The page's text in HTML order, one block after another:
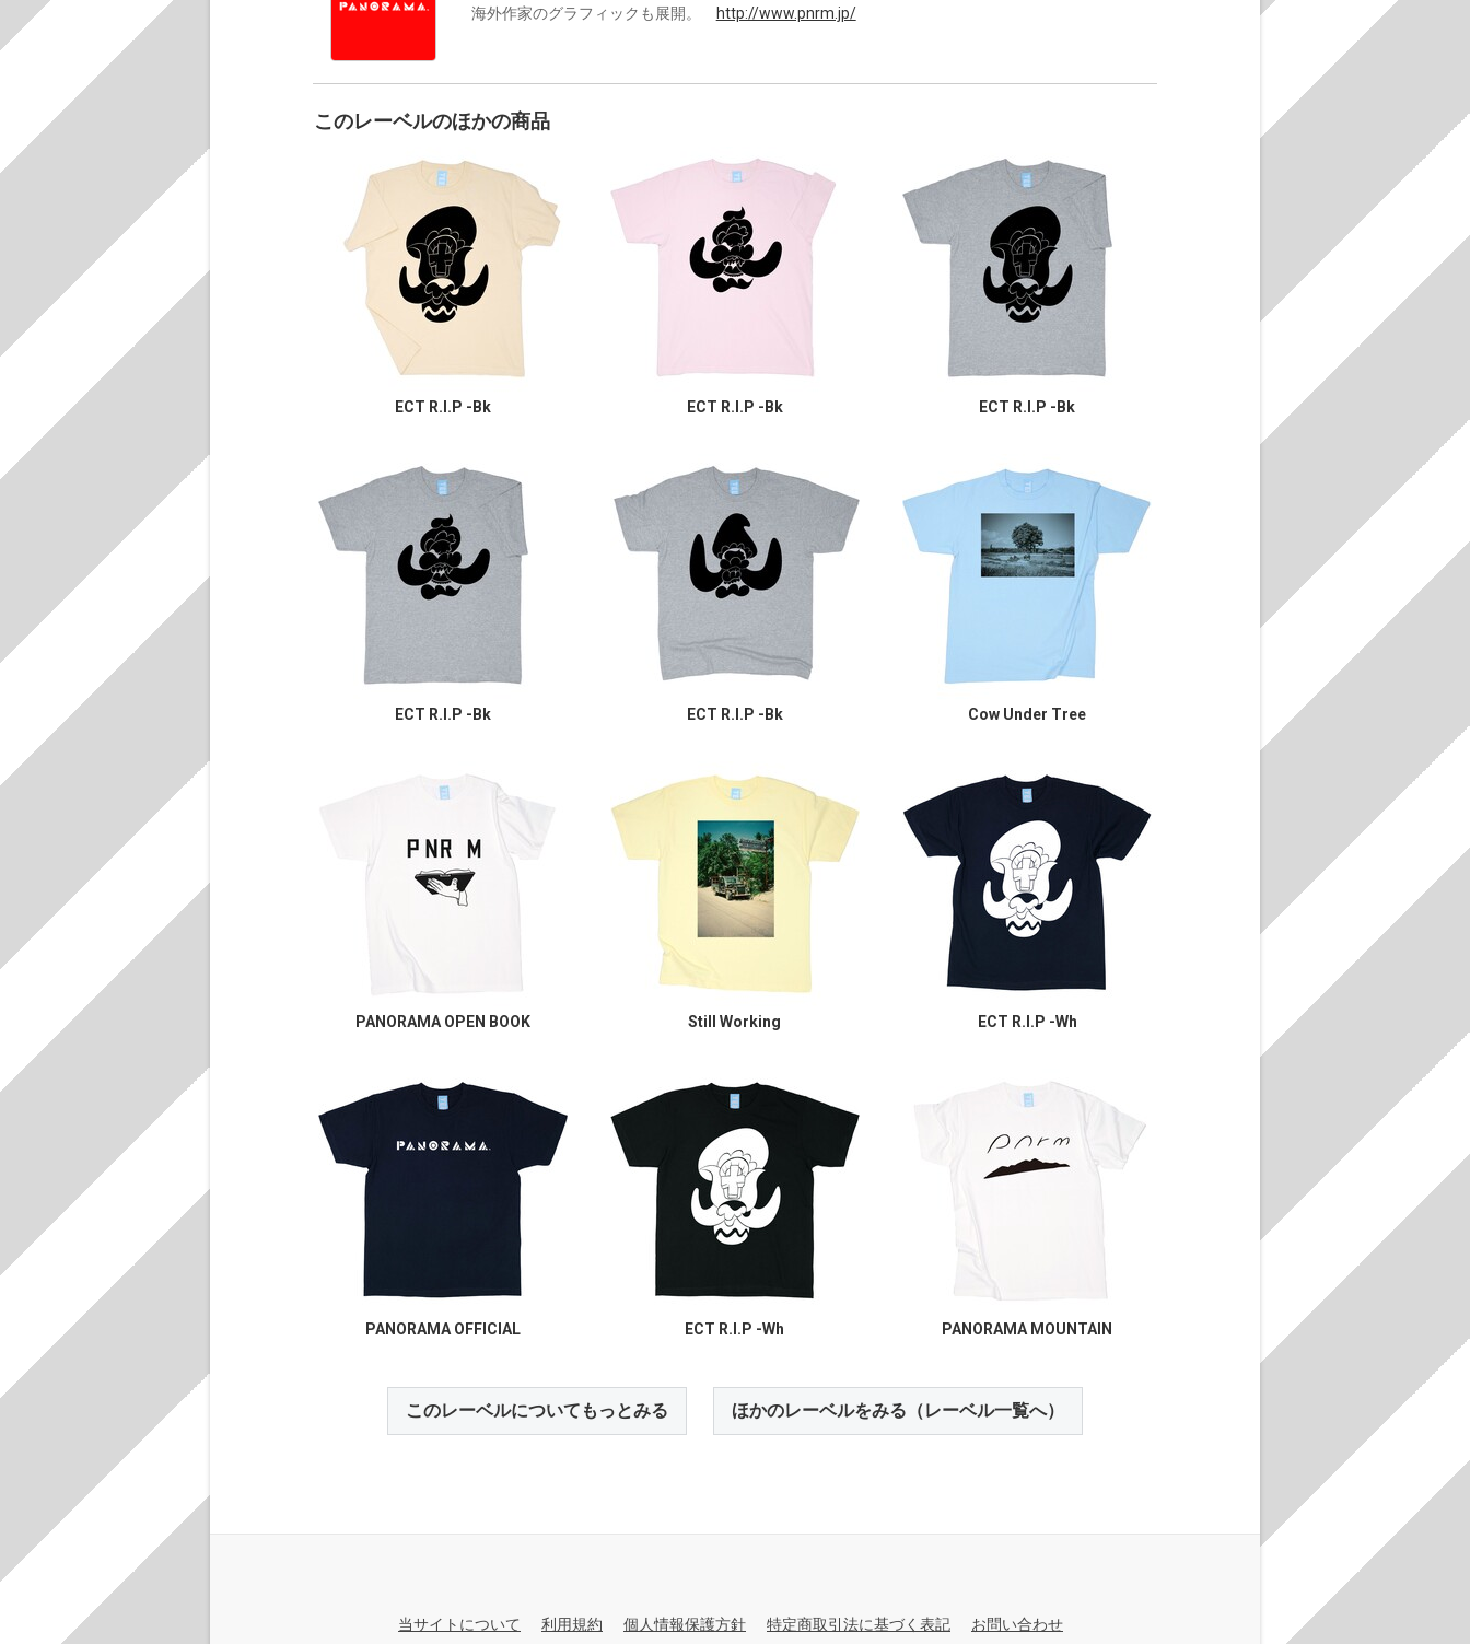
海外作家のグラフィックも展開。
http://www.pnrm.jp/
このレーベルのほかの商品
ECT R.I.P -Bk ECT R.I.P -Bk ECT R.I.P -Bk
ECT R.I.P -Bk ECT R.I.P -Bk Cow Under Tree
PANORAMA OPEN BOOK Still Working ECT R.I.P -Wh
PANORAMA OFFICIAL ECT R.I.P -Wh PANORAMA MOUNTAIN
このレーベルについてもっとみる ほかのレーベルをみる（レーベル一覧へ）
当サイトについて 利用規約 個人情報保護方針 特定商取引法に基づく表記 お問い合わせ